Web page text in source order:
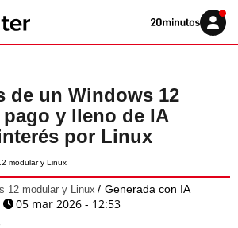
Volver
Iniciar
sesión
de un Windows 12
y lleno de IA
por Linux
12 modular y Linux Generada con IA
05 mar 2026 - 12:53